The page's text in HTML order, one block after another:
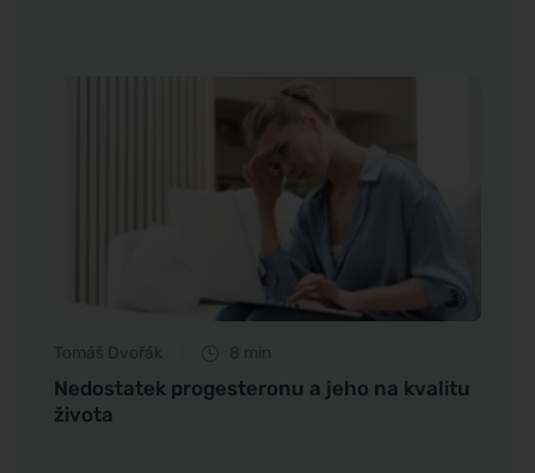
Tomáš Dvořák 8 min
Nedostatek progesteronu a jeho na kvalitu
života